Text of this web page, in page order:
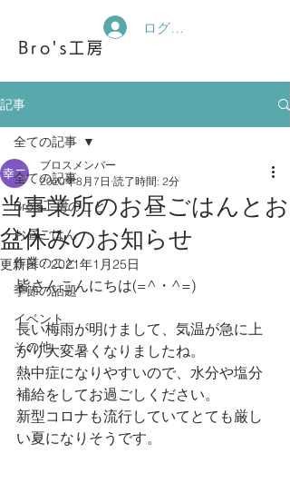
Bro's工房
ログイン
記事
全ての記事
Bro's工房のこと
お昼ごはん
作業のこと
季節の話題
イベント
その他
全ての記事
当事業所のお昼ごはんとお
盆休みのお知らせ
ブロスメンバー
2020年8月7日 読了時間: 2分
更新日：2021年1月25日
皆さんこんにちは(=^・^=)
長い梅雨が明けまして、気温が急に上
がり大変暑くなりましたね。
熱中症になりやすいので、水分や塩分
補給をしてお過ごしください。
新型コロナも流行していてとても厳し
い夏になりそうです。